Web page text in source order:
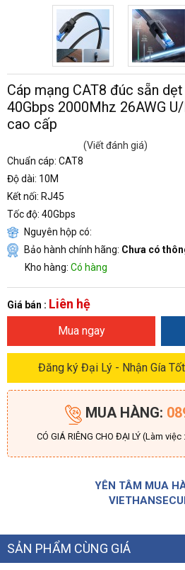
Cáp mạng CAT8 đúc sẵn
40Gbps 2000Mhz 26AWG
cao cấp
(Viết đánh giá)
Chuẩn cáp: CAT8
Độ dài: 10M
Kết nối: RJ45
Tốc độ: 40Gbps
Nguyên hộp có:
Bảo hành chính hãng: Chưa có
Kho hàng: Có hàng
Giá bán : Liên hệ
Mua ngay
Đăng ký Đại Lý - Nhận Gía
MUA HÀNG:
CÓ GIÁ RIÊNG CHO ĐẠI LÝ (Làm
YÊN TÂM MUA
SẢN PHẨM CÙNG GIÁ